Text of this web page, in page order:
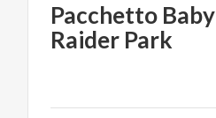
Pacchetto Baby
Raider Park